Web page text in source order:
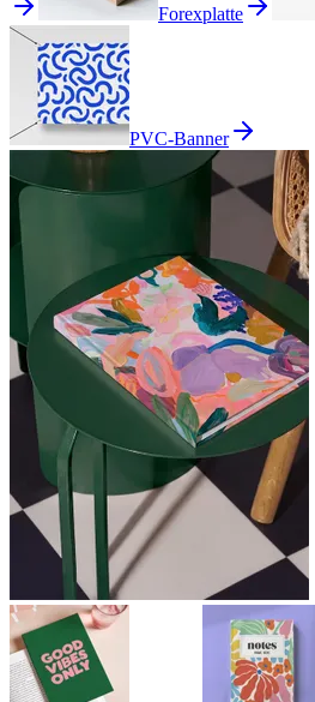
Forexplatte
PVC-Banner